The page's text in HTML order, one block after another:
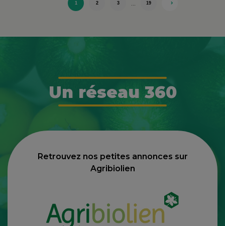
1 2 3 19
Un réseau 360
Retrouvez nos petites annonces sur
Agribiolien